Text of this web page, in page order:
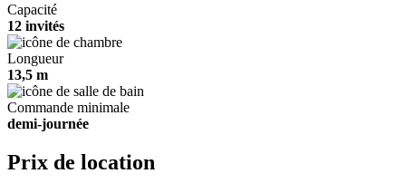
Capacité
12 invités
Longueur
13,5 m
Commande minimale
demi-journée
Prix de location